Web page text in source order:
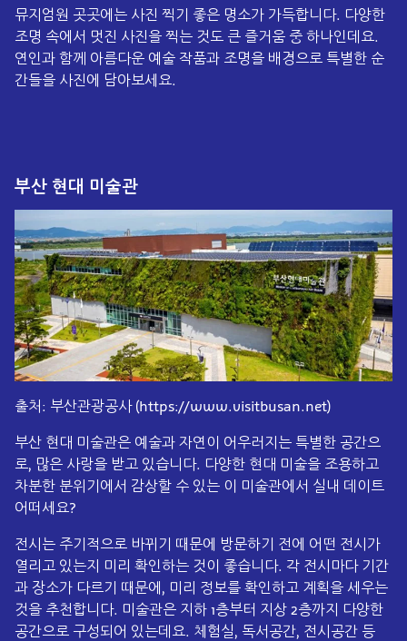
뮤지엄원 곳곳에는 사진 찍기 좋은 명소가 가득합니다. 다양한
조명 속에서 멋진 사진을 찍는 것도 큰 즐거움 중 하나인데요.
연인과 함께 아름다운 예술 작품과 조명을 배경으로 특별한 순
간들을 사진에 담아보세요.
부산 현대 미술관
출처: 부산관광공사 (https://www.visitbusan.net)
부산 현대 미술관은 예술과 자연이 어우러지는 특별한 공간으
로, 많은 사랑을 받고 있습니다. 다양한 현대 미술을 조용하고
차분한 분위기에서 감상할 수 있는 이 미술관에서 실내 데이트
어떠세요?
전시는 주기적으로 바뀌기 때문에 방문하기 전에 어떤 전시가
열리고 있는지 미리 확인하는 것이 좋습니다. 각 전시마다 기간
과 장소가 다르기 때문에, 미리 정보를 확인하고 계획을 세우는
것을 추천합니다. 미술관은 지하 1층부터 지상 2층까지 다양한
공간으로 구성되어 있는데요. 체험실, 독서공간, 전시공간 등